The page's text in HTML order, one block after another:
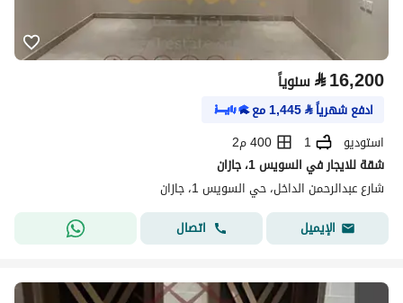
⃁16,200 سنوياً
ادفع شهرياً⃁
1,445مع
استوديو
1
400 م2
شقة للايجار في السويس 1، جازان
شارع عبدالرحمن الداخل، حي السويس 1، جازان
الإيميل
اتصال